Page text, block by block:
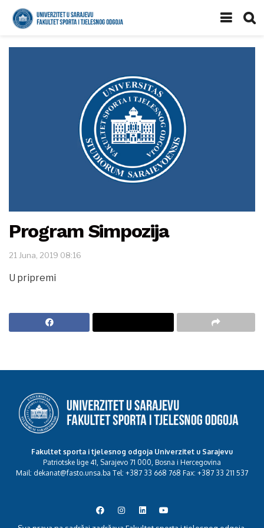
Program Simpozija
21 Juna, 2019 08:16
U pripremi
Fakultet sporta i tjelesnog odgoja Univerzitet u Sarajevu
Patriotske lige 41, Sarajevo 71 000, Bosna i Hercegovina
Mail: dekanat@fasto.unsa.ba Tel: +387 33 668 768 Fax: +387 33 211 537